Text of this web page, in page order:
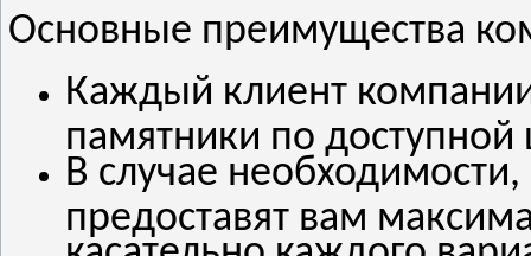
Основные преимущества
Каждый клиент
памятники по доступной
В случае
предоставят вам
касательно каждого